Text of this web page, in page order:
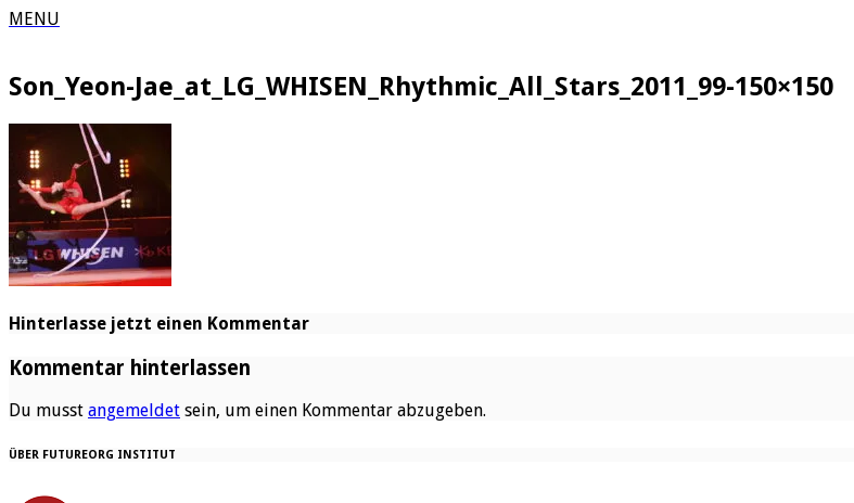
MENU
Son_Yeon-Jae_at_LG_WHISEN_Rhythmic_All_Stars_2011_99-150×150
Hinterlasse jetzt einen Kommentar
Kommentar hinterlassen
Du musst angemeldet sein, um einen Kommentar abzugeben.
ÜBER FUTUREORG INSTITUT